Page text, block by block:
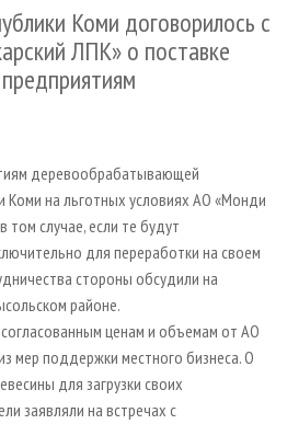
ПЛИТ
Коми договорилось с
ЛПК» о поставке
деревообрабатывающей
Коми на льготных условиях АО «Монди
том случае, если те будут
для переработки на своем
стороны обсудили на
районе.
ценам и объемам от АО
мер поддержки местного бизнеса. О
для загрузки своих
заявляли на встречах с